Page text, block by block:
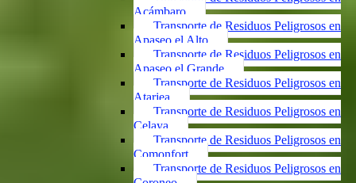
Acámbaro
Transporte de Residuos Peligrosos en
Apaseo el Alto
Transporte de Residuos Peligrosos en
Apaseo el Grande
Transporte de Residuos Peligrosos en
Atarjea
Transporte de Residuos Peligrosos en
Celaya
Transporte de Residuos Peligrosos en
Comonfort
Transporte de Residuos Peligrosos en